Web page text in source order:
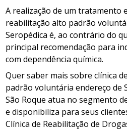
A realização de um tratamento
reabilitação alto padrão
Seropédica é, ao contrário do
principal recomendação para
com dependência química.
Quer saber mais sobre clínica
padrão voluntária endereço de
São Roque atua no segmento
e disponibiliza para seus
Clínica de Reabilitação de